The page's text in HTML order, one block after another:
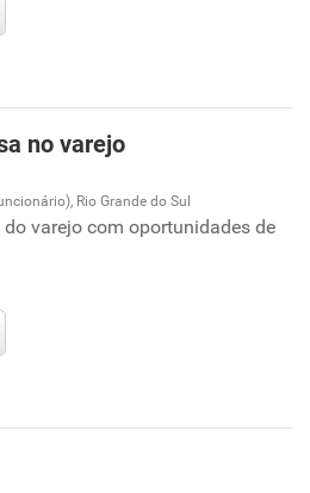
no varejo
Rio Grande do Sul
do varejo com oportunidades de